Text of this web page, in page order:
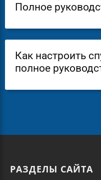
Полное
Как настроить
полное
РАЗДЕЛЫ САЙТА